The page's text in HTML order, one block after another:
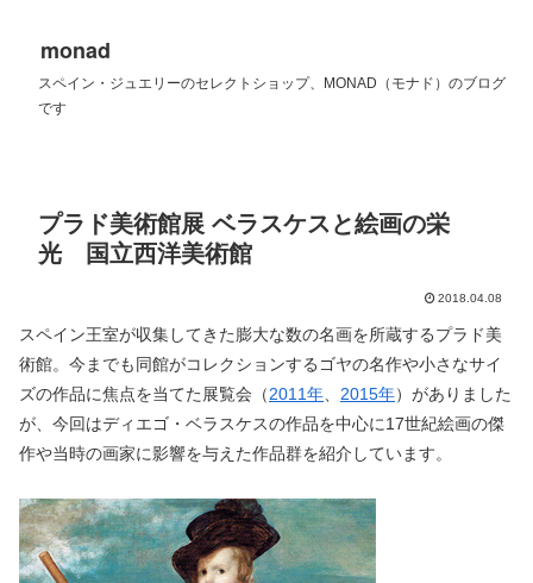
monad
スペイン・ジュエリーのセレクトショップ、MONAD（モナド）のブログ
です
プラド美術館展 ベラスケスと絵画の栄
光 国立西洋美術館
2018.04.08
スペイン王室が収集してきた膨大な数の名画を所蔵するプラド美
術館。今までも同館がコレクションするゴヤの名作や小さなサイ
ズの作品に焦点を当てた展覧会（2011年 2015年）がありました
が、今回はディエゴ・ベラスケスの作品を中心に17世紀絵画の傑
作や当時の画家に影響を与えた作品群を紹介しています。